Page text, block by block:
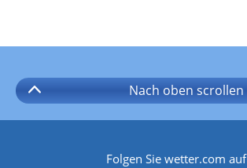
Nach oben scrollen
Folgen Sie wetter.com auf